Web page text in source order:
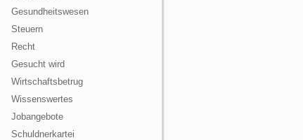
Gesundheitswesen
Steuern
Recht
Gesucht wird
Wirtschaftsbetrug
Wissenswertes
Jobangebote
Schuldnerkartei